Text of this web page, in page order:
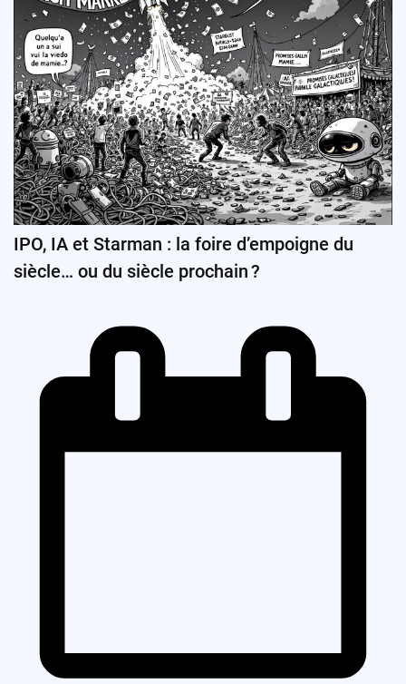
IPO, IA et Starman : la foire d’empoigne du
siècle… ou du siècle prochain ?